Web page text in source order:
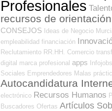
Profesionales
recursos de orientación
CONSEJOS Ideas de Negocio
empleabilidad financiación
Reclutamiento RR.HH. Comercio
digital marca profesional apps Infojobs
Sociales Emprendedores Malas
Autocandidatura
electrónico Recursos Humanos
Buscadores Ofertas Artículos